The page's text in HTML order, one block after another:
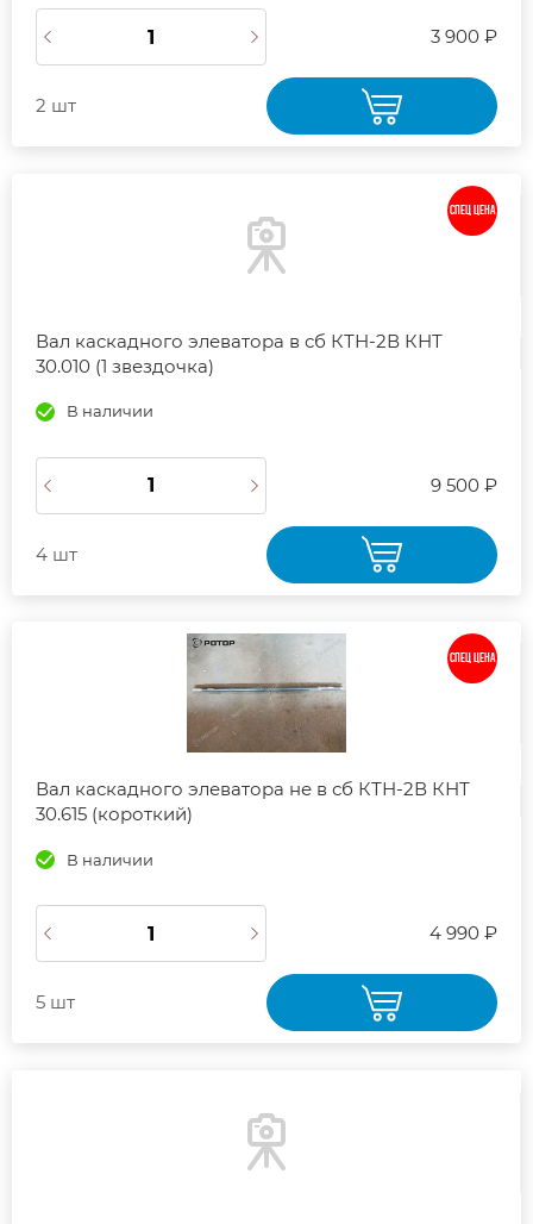
3 900 ₽
2 шт
СПЕЦ ЦЕНА
Вал каскадного элеватора в сб КТН-2В КНТ
30.010 (1 звездочка)
В наличии
9 500 ₽
4 шт
СПЕЦ ЦЕНА
Вал каскадного элеватора не в сб КТН-2В КНТ
30.615 (короткий)
В наличии
4 990 ₽
5 шт